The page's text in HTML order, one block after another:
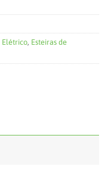
Elétrico, Esteiras de